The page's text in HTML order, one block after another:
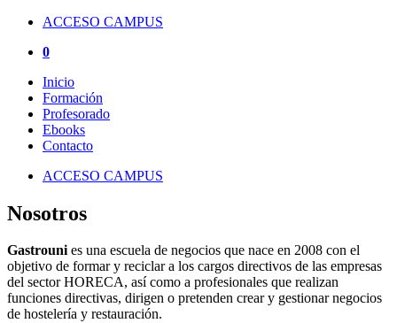
ACCESO CAMPUS
0
Inicio
Formación
Profesorado
Ebooks
Contacto
ACCESO CAMPUS
Nosotros
Gastrounies una escuela de negocios que nace en 2008 con el
objetivo de formar y reciclar a los cargos directivos de las empresas
del sector HORECA, así como a profesionales que realizan
funciones directivas, dirigen o pretenden crear y gestionar negocios
de hostelería y restauración.